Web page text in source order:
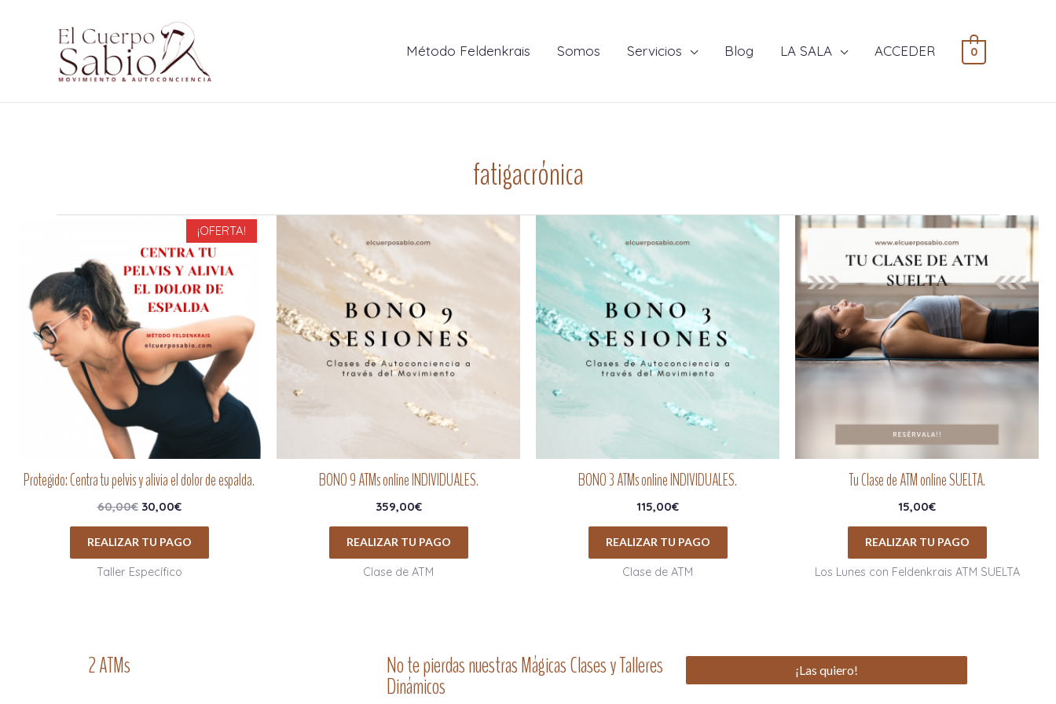
Método Feldenkrais Somos Servicios Blog LA SALA ACCEDER 0
fatigacrónica
¡OFERTA!
Protegido: Centra tu pelvis y alivia el dolor de espalda.
60,00€ 30,00€
REALIZAR TU PAGO
Taller Específico
BONO 9 ATMs online INDIVIDUALES.
359,00€
REALIZAR TU PAGO
Clase de ATM
BONO 3 ATMs online INDIVIDUALES.
115,00€
REALIZAR TU PAGO
Clase de ATM
Tu Clase de ATM online SUELTA.
15,00€
REALIZAR TU PAGO
Los Lunes con Feldenkrais ATM SUELTA
2 ATMs
No te pierdas nuestras Mágicas Clases y Talleres
Dinámicos
¡Las quiero!